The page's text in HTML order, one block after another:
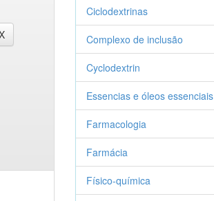
Ciclodextrinas
Complexo de inclusão
Cyclodextrin
Essencias e óleos essenciais
Farmacologia
Farmácia
Físico-química